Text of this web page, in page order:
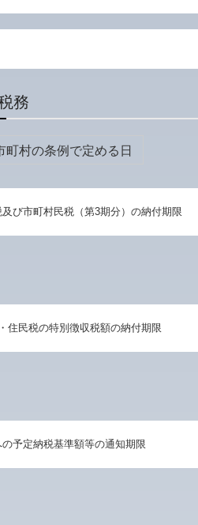
務
町村の条例で定める日
び市町村民税（第3期分）の納付期限
住民税の特別徴収税額の納付期限
予定納税基準額等の通知期限